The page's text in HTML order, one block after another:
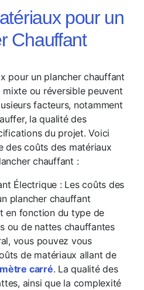
pour un
Chauffant
pour un plancher chauffant
ou réversible peuvent
facteurs, notamment
la qualité des
du projet. Voici
des coûts des matériaux
chauffant :
Électrique : Les coûts des
plancher chauffant
en fonction du type de
ou de nattes chauffantes
vous pouvez vous
de matériaux allant de
carré. La qualité des
ainsi que la complexité